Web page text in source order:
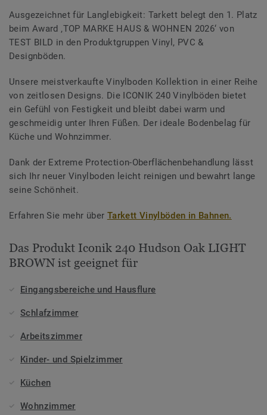
Ausgezeichnet für Langlebigkeit: Tarkett belegt den 1. Platz
beim Award ‚TOP MARKE HAUS & WOHNEN 2026‘ von
TEST BILD in den Produktgruppen Vinyl, PVC &
Designböden.
Unsere meistverkaufte Vinylboden Kollektion in einer Reihe
von zeitlosen Designs. Die ICONIK 240 Vinylböden bietet
ein Gefühl von Festigkeit und bleibt dabei warm und
geschmeidig unter Ihren Füßen. Der ideale Bodenbelag für
Küche und Wohnzimmer.
Dank der Extreme Protection-Oberflächenbehandlung lässt
sich Ihr neuer Vinylboden leicht reinigen und bewahrt lange
seine Schönheit.
Erfahren Sie mehr über Tarkett Vinylböden in Bahnen.
Das Produkt Iconik 240 Hudson Oak LIGHT
BROWN ist geeignet für
Eingangsbereiche und Hausflure
Schlafzimmer
Arbeitszimmer
Kinder- und Spielzimmer
Küchen
Wohnzimmer